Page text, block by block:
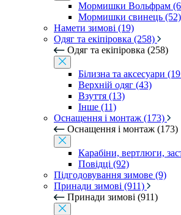
Мормишки Вольфрам
Мормишки свинець (52)
Намети зимові (19)
Одяг та екіпіровка (258)
Одяг та екіпіровка (258)
Білизна та аксесуари
Верхній одяг (43)
Взуття (13)
Інше (11)
Оснащення і монтаж (173)
Оснащення і монтаж (173)
Карабіни, вертлюги,
Повідці (92)
Підгодовування зимове (9)
Принади зимові (911)
Принади зимові (911)